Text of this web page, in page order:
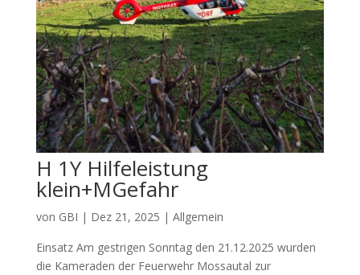
H 1Y Hilfeleistung
klein+MGefahr
von GBI | Dez 21, 2025 | Allgemein
Einsatz Am gestrigen Sonntag den 21.12.2025 wurden
die Kameraden der Feuerwehr Mossautal zur